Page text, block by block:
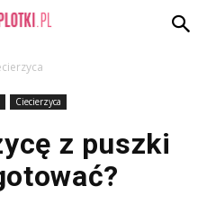
Ciecierzyca
z puszki